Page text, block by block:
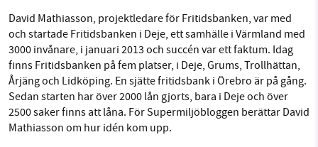
David Mathiasson, projektledare för Fritidsbanken, var med
och startade Fritidsbanken i Deje, ett samhälle i Värmland med
3000 invånare, i januari 2013 och succén var ett faktum. Idag
finns Fritidsbanken på fem platser, i Deje, Grums, Trollhättan,
Årjäng och Lidköping. En sjätte fritidsbank i Örebro är på gång.
Sedan starten har över 2000 lån gjorts, bara i Deje och över
2500 saker finns att låna. För Supermiljöbloggen berättar David
Mathiasson om hur idén kom upp.